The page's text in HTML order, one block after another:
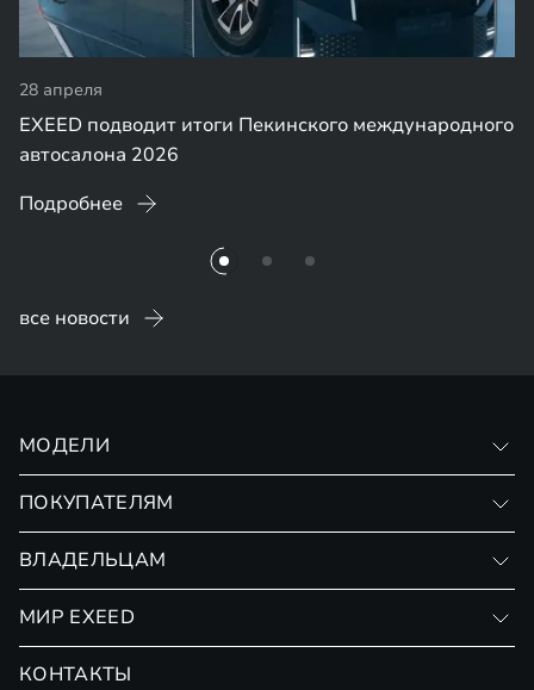
28 апреля
EXEED подводит итоги Пекинского международного
автосалона 2026
Подробнее
все новости
МОДЕЛИ
ПОКУПАТЕЛЯМ
Страхование
ВЛАДЕЛЬЦАМ
Сервис
МИР EXEED
КОНТАКТЫ